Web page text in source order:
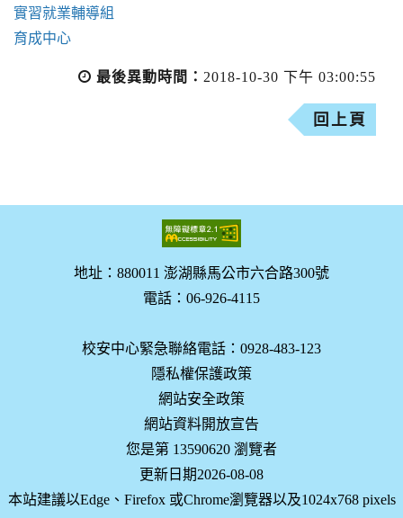
實習就業輔導組
育成中心
最後異動時間： 2018-10-30 下午 03:00:55
回上頁
地址：880011 澎湖縣馬公市六合路300號
電話：06-926-4115
校安中心緊急聯絡電話：0928-483-123
隱私權保護政策
網站安全政策
網站資料開放宣告
您是第 13590620 瀏覽者
更新日期2026-08-08
本站建議以Edge、Firefox 或Chrome瀏覽器以及1024x768 pixels